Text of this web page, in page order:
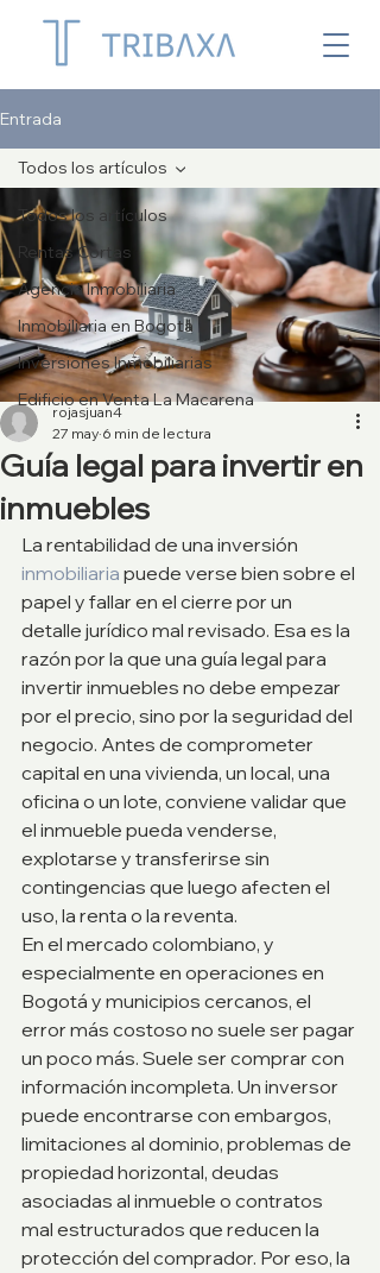
Entrada
Todos los artículos
Rentas Cortas
Agencia Inmobiliaria
Inmobiliaria en Bogotá
Inversiones Inmobiliarias
Edificio en Venta La Macarena
Todos los artículos
Guía legal para invertir en
inmuebles
rojasjuan4
27 may 6 min de lectura
La rentabilidad de una inversión
inmobiliaria puede verse bien sobre el
papel y fallar en el cierre por un
detalle jurídico mal revisado. Esa es la
razón por la que una guía legal para
invertir inmuebles no debe empezar
por el precio, sino por la seguridad del
negocio. Antes de comprometer
capital en una vivienda, un local, una
oficina o un lote, conviene validar que
el inmueble pueda venderse,
explotarse y transferirse sin
contingencias que luego afecten el
uso, la renta o la reventa.
En el mercado colombiano, y
especialmente en operaciones en
Bogotá y municipios cercanos, el
error más costoso no suele ser pagar
un poco más. Suele ser comprar con
información incompleta. Un inversor
puede encontrarse con embargos,
limitaciones al dominio, problemas de
propiedad horizontal, deudas
asociadas al inmueble o contratos
mal estructurados que reducen la
protección del comprador. Por eso, la